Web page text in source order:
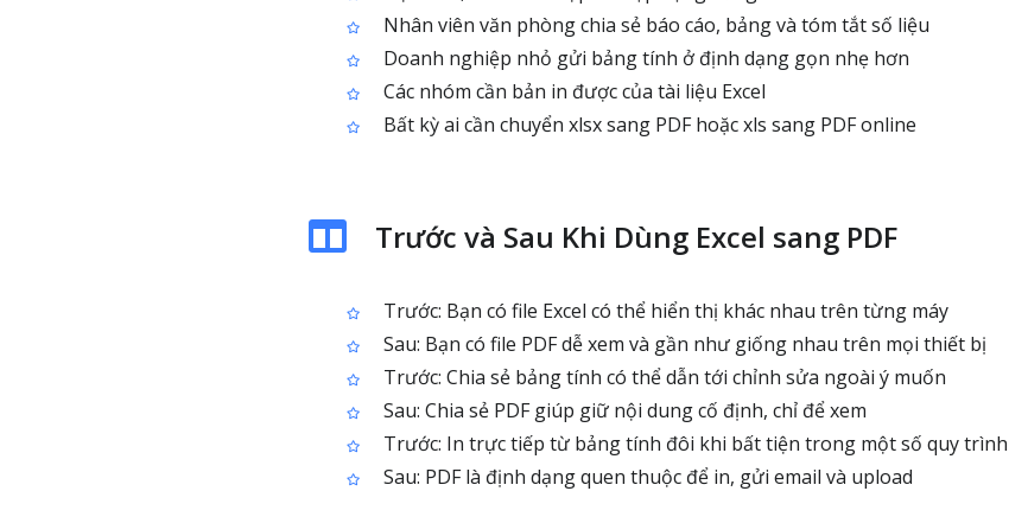
Nhân viên văn phòng chia sẻ báo cáo, bảng và tóm tắt số liệu
Doanh nghiệp nhỏ gửi bảng tính ở định dạng gọn nhẹ hơn
Các nhóm cần bản in được của tài liệu Excel
Bất kỳ ai cần chuyển xlsx sang PDF hoặc xls sang PDF online
Trước và Sau Khi Dùng Excel sang PDF
Trước: Bạn có file Excel có thể hiển thị khác nhau trên từng máy
Sau: Bạn có file PDF dễ xem và gần như giống nhau trên mọi thiết bị
Trước: Chia sẻ bảng tính có thể dẫn tới chỉnh sửa ngoài ý muốn
Sau: Chia sẻ PDF giúp giữ nội dung cố định, chỉ để xem
Trước: In trực tiếp từ bảng tính đôi khi bất tiện trong một số quy trình
Sau: PDF là định dạng quen thuộc để in, gửi email và upload